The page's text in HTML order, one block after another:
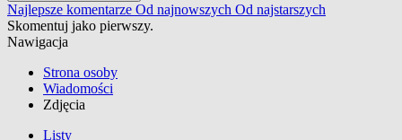
Najlepsze komentarze Od najnowszych Od najstarszych
Skomentuj jako pierwszy.
Nawigacja
Strona osoby
Wiadomości
Zdjęcia
Listy